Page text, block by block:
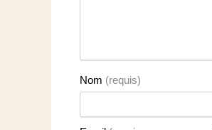
Nom (requis)